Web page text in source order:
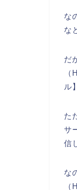
な
な
だ
ル
た
サ
信
な